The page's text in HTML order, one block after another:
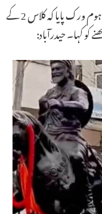
یہ تنازعہ اس وقت شروع ہوا جب والدین نے ہوم ورک پایا کہ کلاس 2 کے
کو کہا۔ حیدرآباد: